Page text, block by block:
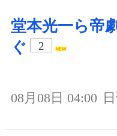
堂本光一ら帝
ぐ
2
08月08日 04:00